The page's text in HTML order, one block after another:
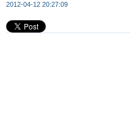
2012-04-12 20:27:09